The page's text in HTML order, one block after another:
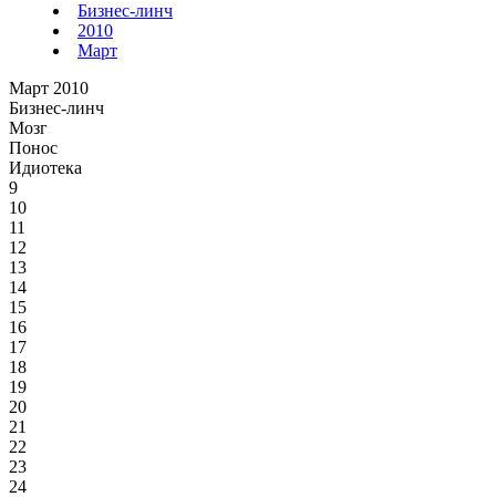
Бизнес-линч
2010
Март
Март 2010
Бизнес-линч
Мозг
Понос
Идиотека
9
10
11
12
13
14
15
16
17
18
19
20
21
22
23
24